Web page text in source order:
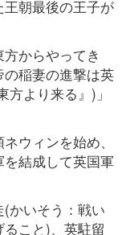
朝最後の王子が
方からやってき
稲妻の進撃は英
より来る』)」
ウィンを始め、
結成して英国軍
かいそう：戦い
こと)、英駐留